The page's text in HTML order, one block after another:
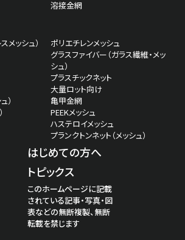
溶接金網
メッシュ）
）
ポリエチレンメッシュ
グラスファイバー（ガラス繊維・メッ
シュ）
プラスチックネット
大量ロット向け
亀甲金網
PEEKメッシュ
ハステロイメッシュ
プランクトンネット（メッシュ）
はじめての方へ
トピックス
このホームページに記載
されている記事・写真・図
表などの無断複製、無断
転載を禁じます